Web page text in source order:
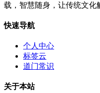
载，智慧随身，让传统文化
快速导航
个人中心
标签云
道门常识
关于本站